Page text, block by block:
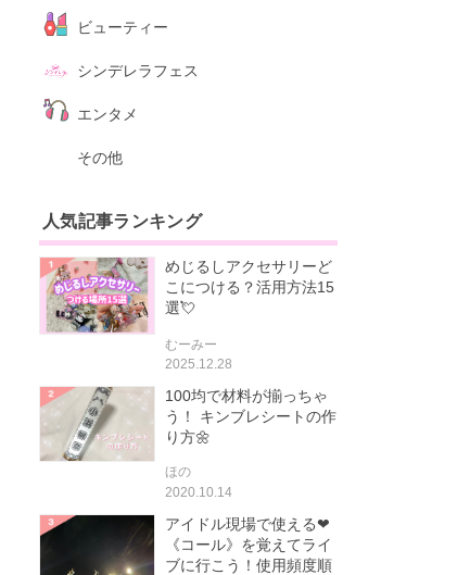
ビューティー
シンデレラフェス
エンタメ
その他
人気記事ランキング
めじるしアクセサリーど
こにつける？活用方法15
選💘
むーみー
2025.12.28
100均で材料が揃っちゃ
う！ キンブレシートの作
り方🌼
ほの
2020.10.14
アイドル現場で使える❤
《コール》を覚えてライ
ブに行こう！使用頻度順